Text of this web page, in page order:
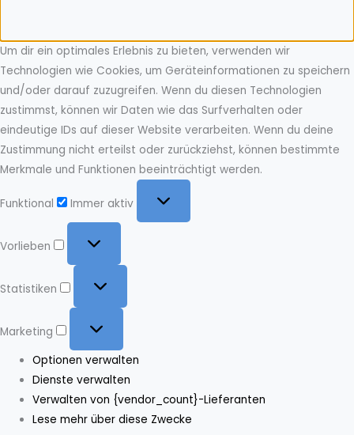
Um dir ein optimales Erlebnis zu bieten, verwenden wir
Technologien wie Cookies, um Geräteinformationen zu speichern
und/oder darauf zuzugreifen. Wenn du diesen Technologien
zustimmst, können wir Daten wie das Surfverhalten oder
eindeutige IDs auf dieser Website verarbeiten. Wenn du deine
Zustimmung nicht erteilst oder zurückziehst, können bestimmte
Merkmale und Funktionen beeinträchtigt werden.
Funktional
Immer aktiv
Vorlieben
Statistiken
Marketing
Optionen verwalten
Dienste verwalten
Verwalten von {vendor_count}-Lieferanten
Lese mehr über diese Zwecke